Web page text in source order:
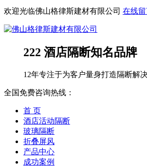
欢迎光临佛山格律斯建材有限公司 在线
222 酒店隔断知名品牌
12年专注于为客户量身打造隔断解
全国免费咨询热线：
首 页
酒店活动隔断
玻璃隔断
折叠屏风
产品中心
成功案例